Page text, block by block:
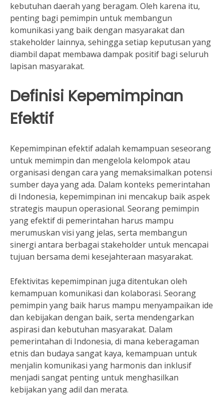
kebutuhan daerah yang beragam. Oleh karena itu,
penting bagi pemimpin untuk membangun
komunikasi yang baik dengan masyarakat dan
stakeholder lainnya, sehingga setiap keputusan yang
diambil dapat membawa dampak positif bagi seluruh
lapisan masyarakat.
Definisi Kepemimpinan
Efektif
Kepemimpinan efektif adalah kemampuan seseorang
untuk memimpin dan mengelola kelompok atau
organisasi dengan cara yang memaksimalkan potensi
sumber daya yang ada. Dalam konteks pemerintahan
di Indonesia, kepemimpinan ini mencakup baik aspek
strategis maupun operasional. Seorang pemimpin
yang efektif di pemerintahan harus mampu
merumuskan visi yang jelas, serta membangun
sinergi antara berbagai stakeholder untuk mencapai
tujuan bersama demi kesejahteraan masyarakat.
Efektivitas kepemimpinan juga ditentukan oleh
kemampuan komunikasi dan kolaborasi. Seorang
pemimpin yang baik harus mampu menyampaikan ide
dan kebijakan dengan baik, serta mendengarkan
aspirasi dan kebutuhan masyarakat. Dalam
pemerintahan di Indonesia, di mana keberagaman
etnis dan budaya sangat kaya, kemampuan untuk
menjalin komunikasi yang harmonis dan inklusif
menjadi sangat penting untuk menghasilkan
kebijakan yang adil dan merata.